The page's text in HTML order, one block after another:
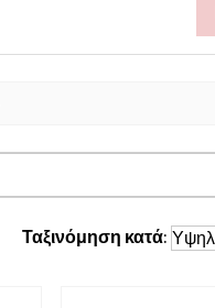
Ταξινόμηση κατά: